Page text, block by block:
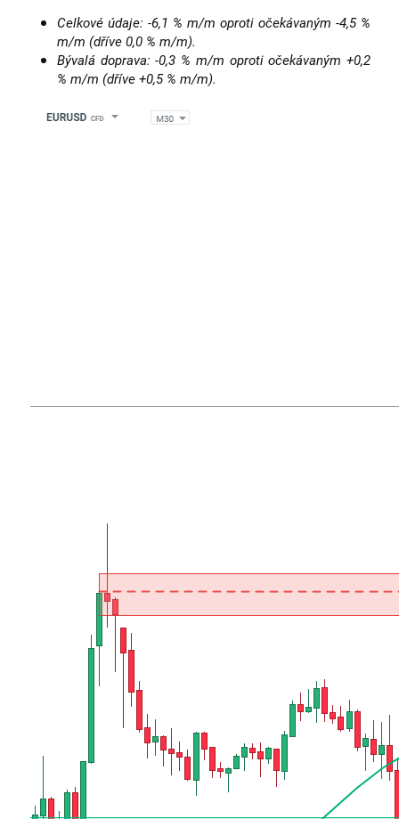
Celkové údaje: -6,1 % m/m oproti očekávaným -4,5 %
m/m (dříve 0,0 % m/m).
Bývalá doprava: -0,3 % m/m oproti očekávaným +0,2
% m/m (dříve +0,5 % m/m).